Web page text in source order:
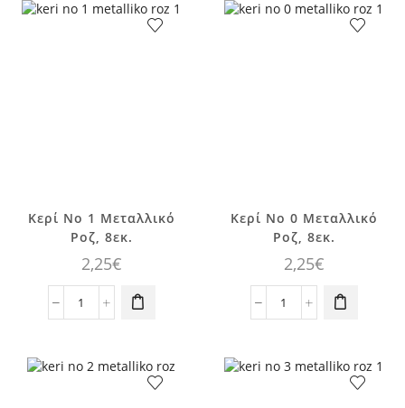
ροζ
Angry
Κερί No 1 Μεταλλικό
Ροζ, 8εκ.
2,25€
Κερί
Μεταλλικό
Κερί No 0 Μεταλλικό
Ροζ, 8εκ.
2,25€
Κερί
Μεταλλικό